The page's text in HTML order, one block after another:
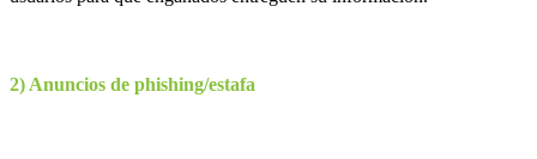
2) Anuncios de phishing/estafa